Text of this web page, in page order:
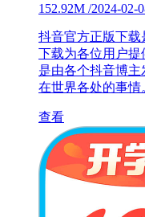
152.92M /2024-02-
抖音官方正版下载
下载为各位用户
是由各个抖音博
在世界各处的事情
查看